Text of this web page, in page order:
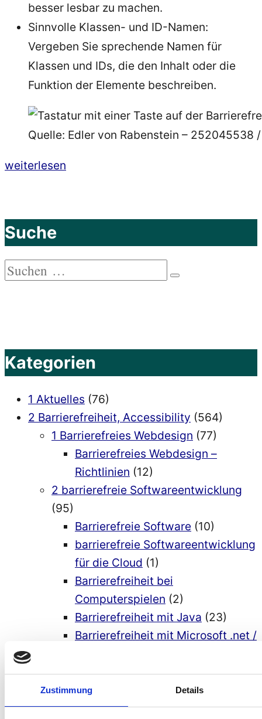
Zustimmung Details
besser lesbar zu machen.
Sinnvolle Klassen- und ID-Namen:
Vergeben Sie sprechende Namen für
Klassen und IDs, die den Inhalt oder die
Funktion der Elemente beschreiben.
Quelle: Edler von Rabenstein – 252045538
„HTML
gemacht:
Best
Practices“
weiterlesen
Suche
Suchen
Kategorien
1 Aktuelles (76)
2 Barrierefreiheit, Accessibility (564)
1 Barrierefreies Webdesign (77)
Barrierefreies Webdesign –
Richtlinien (12)
2 barrierefreie Softwareentwicklung
(95)
Barrierefreie Software (10)
barrierefreie Softwareentwicklung
für die Cloud (1)
Barrierefreiheit bei
Computerspielen (2)
Barrierefreiheit mit Java (23)
Barrierefreiheit mit Microsoft .net /
Barrierefreiheit mit Python(8)
Richtlinien barrierefreie Software-
Entwicklung(6)